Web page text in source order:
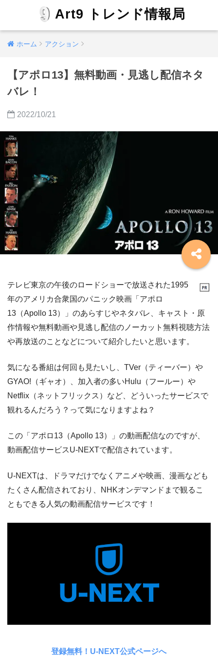
Art9 トレンド情報局
ホーム アクション
【アポロ13】無料動画・見逃し配信ネタ
バレ！
2022/10/21
テレビ東京の午後のロードショーで放送された1995
年のアメリカ合衆国のパニック映画「アポロ
13（Apollo 13）」のあらすじやネタバレ、キャスト・原
作情報や無料動画や見逃し配信のノーカット無料視聴方法
や再放送のことなどについて紹介したいと思います。
気になる番組は何回も見たいし、TVer（ティーバー）や
GYAO!（ギャオ）、加入者の多いHulu（フールー）や
Netflix（ネットフリックス）など、どういったサービスで
観れるんだろう？って気になりますよね？
この「アポロ13（Apollo 13）」の動画配信なのですが、
動画配信サービスU-NEXTで配信されています。
U-NEXTは、ドラマだけでなくアニメや映画、漫画なども
たくさん配信されており、NHKオンデマンドまで観るこ
ともできる人気の動画配信サービスです！
登録無料！U-NEXT公式ページへ